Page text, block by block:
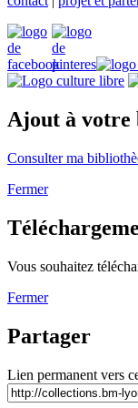
Ajout à votre
Consulter ma
Fermer
Vous souhaitez
Fermer
Partager
Lien permanent vers